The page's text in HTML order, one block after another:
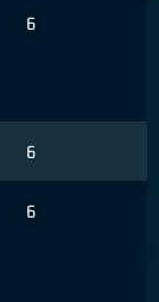
6
6
6